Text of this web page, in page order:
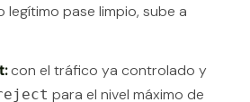
legítimo pase limpio, sube a
con el tráfico ya controlado y
para el nivel máximo de